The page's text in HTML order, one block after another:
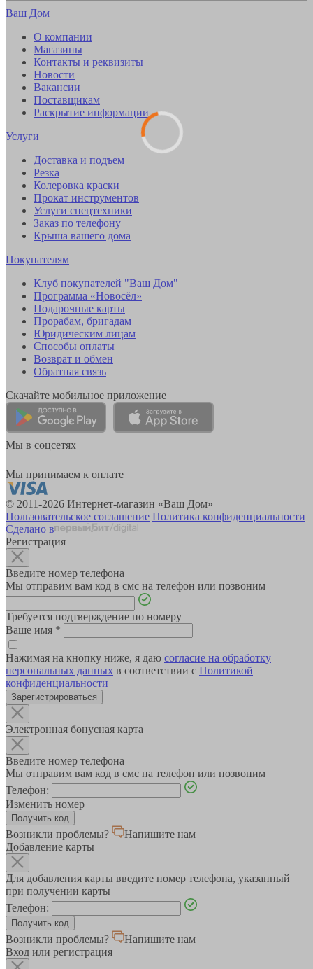
Ваш Дом
О компании
Магазины
Контакты и реквизиты
Новости
Вакансии
Поставщикам
Раскрытие информации
Услуги
Доставка и подъем
Резка
Колеровка краски
Прокат инструментов
Услуги спецтехники
Заказ по телефону
Крыша вашего дома
Покупателям
Клуб покупателей "Ваш Дом"
Программа «Новосёл»
Подарочные карты
Прорабам, бригадам
Юридическим лицам
Способы оплаты
Возврат и обмен
Обратная связь
Скачайте мобильное приложение
Мы в соцсетях
Мы принимаем к оплате
© 2011-2026 Интернет-магазин «Ваш Дом»
Пользовательское соглашение Политика конфиденциальности
Сделано в
Регистрация
Введите номер телефона
Мы отправим вам код в смс на телефон или позвоним
Требуется подтверждение по номеру
Ваше имя *
Нажимая на кнопку ниже, я даю согласие на обработку
персональных данных в соответствии с Политикой
конфиденциальности
Зарегистрироваться
Электронная бонусная карта
Введите номер телефона
Мы отправим вам код в смс на телефон или позвоним
Телефон:
Изменить номер
Возникли проблемы?
Напишите нам
Добавление карты
Для добавления карты введите номер телефона, указанный
при получении карты
Телефон:
Возникли проблемы?
Напишите нам
Вход или регистрация